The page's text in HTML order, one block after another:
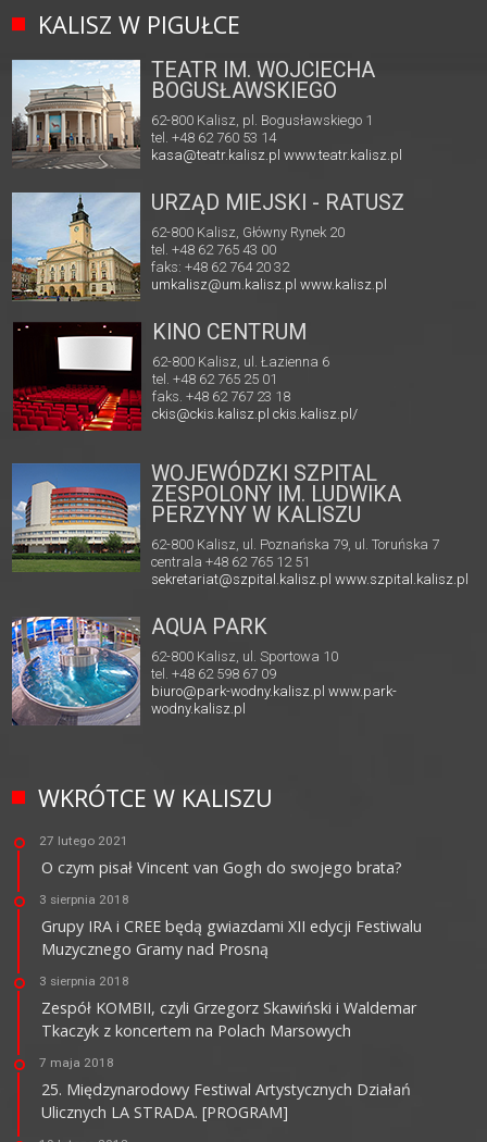
KALISZ W PIGUŁCE
TEATR IM. WOJCIECHA
BOGUSŁAWSKIEGO
62-800 Kalisz, pl. Bogusławskiego 1
tel. +48 62 760 53 14
kasa@teatr.kalisz.pl www.teatr.kalisz.pl
URZĄD MIEJSKI - RATUSZ
62-800 Kalisz, Główny Rynek 20
tel. +48 62 765 43 00
faks: +48 62 764 20 32
umkalisz@um.kalisz.plwww.kalisz.pl
KINO CENTRUM
62-800 Kalisz, ul. Łazienna 6
tel. +48 62 765 25 01
faks. +48 62 767 23 18
ckis@ckis.kalisz.pl ckis.kalisz.pl/
WOJEWÓDZKI SZPITAL
ZESPOLONY IM. LUDWIKA
PERZYNY W KALISZU
62-800 Kalisz, ul. Poznańska 79, ul. Toruńska 7
centrala +48 62 765 12 51
sekretariat@szpital.kalisz.pl www.szpital.kalisz.pl
AQUA PARK
62-800 Kalisz, ul. Sportowa 10
tel. +48 62 598 67 09
biuro@park-wodny.kalisz.pl www.park-
wodny.kalisz.pl
WKRÓTCE W KALISZU
27 lutego 2021
O czym pisał Vincent van Gogh do swojego brata?
3 sierpnia 2018
Grupy IRA i CREE będą gwiazdami XII edycji Festiwalu
Muzycznego Gramy nad Prosną
3 sierpnia 2018
Zespół KOMBII, czyli Grzegorz Skawiński i Waldemar
Tkaczyk z koncertem na Polach Marsowych
7 maja 2018
25. Międzynarodowy Festiwal Artystycznych Działań
Ulicznych LA STRADA. [PROGRAM]